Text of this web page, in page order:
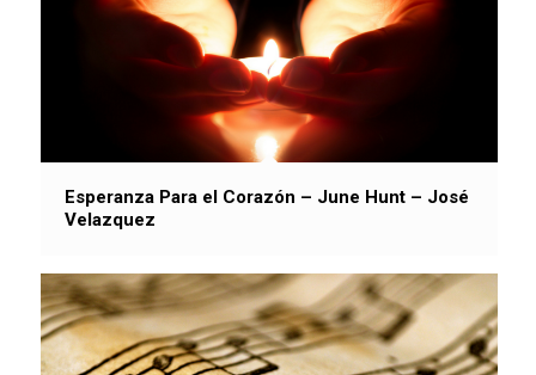
Esperanza Para el Corazón – June Hunt – José
Velazquez